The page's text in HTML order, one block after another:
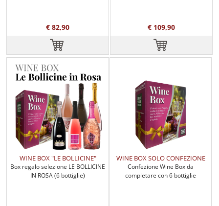
€ 82,90 € 109,90
WINE BOX "LE BOLLICINE"
Box regalo selezione LE BOLLICINE
IN ROSA (6 bottiglie)
WINE BOX SOLO CONFEZIONE
Confezione Wine Box da
completare con 6 bottiglie